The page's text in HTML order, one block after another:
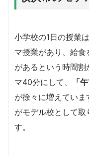
小学校の1日の授業
マ授業があり、給
があるという時間割
マ40分にして、
「
が徐々に増えてい
がモデル校として取
す。